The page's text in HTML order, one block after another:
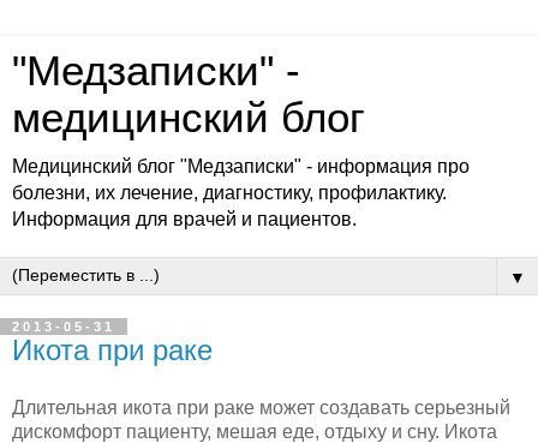
"Медзаписки" -
медицинский блог
Медицинский блог "Медзаписки" - информация про
болезни, их лечение, диагностику, профилактику.
Информация для врачей и пациентов.
▼
2013-05-31
Икота при раке
Длительная икота при раке может создавать серьезный
дискомфорт пациен­ту, мешая еде, отдыху и сну. Икота